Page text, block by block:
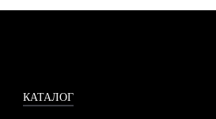
КАТАЛОГ